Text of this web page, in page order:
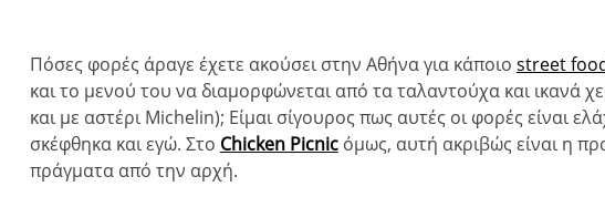
Πόσες φορές άραγε έχετε ακούσει στην Αθήνα για κάποιο street
και το μενού του να διαμορφώνεται από τα ταλαντούχα και ικανά
και με αστέρι Michelin); Είμαι σίγουρος πως αυτές οι φορές είναι
σκέφθηκα και εγώ. Στο Chicken Picnicόμως, αυτή ακριβώς είναι η
πράγματα από την αρχή.